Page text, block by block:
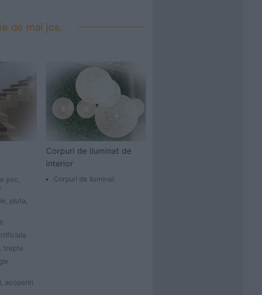
de mai jos.
pvc,
pluta,
trepte
acoperiri
Corpuri de iluminat de
interior
Corpuri de iluminat